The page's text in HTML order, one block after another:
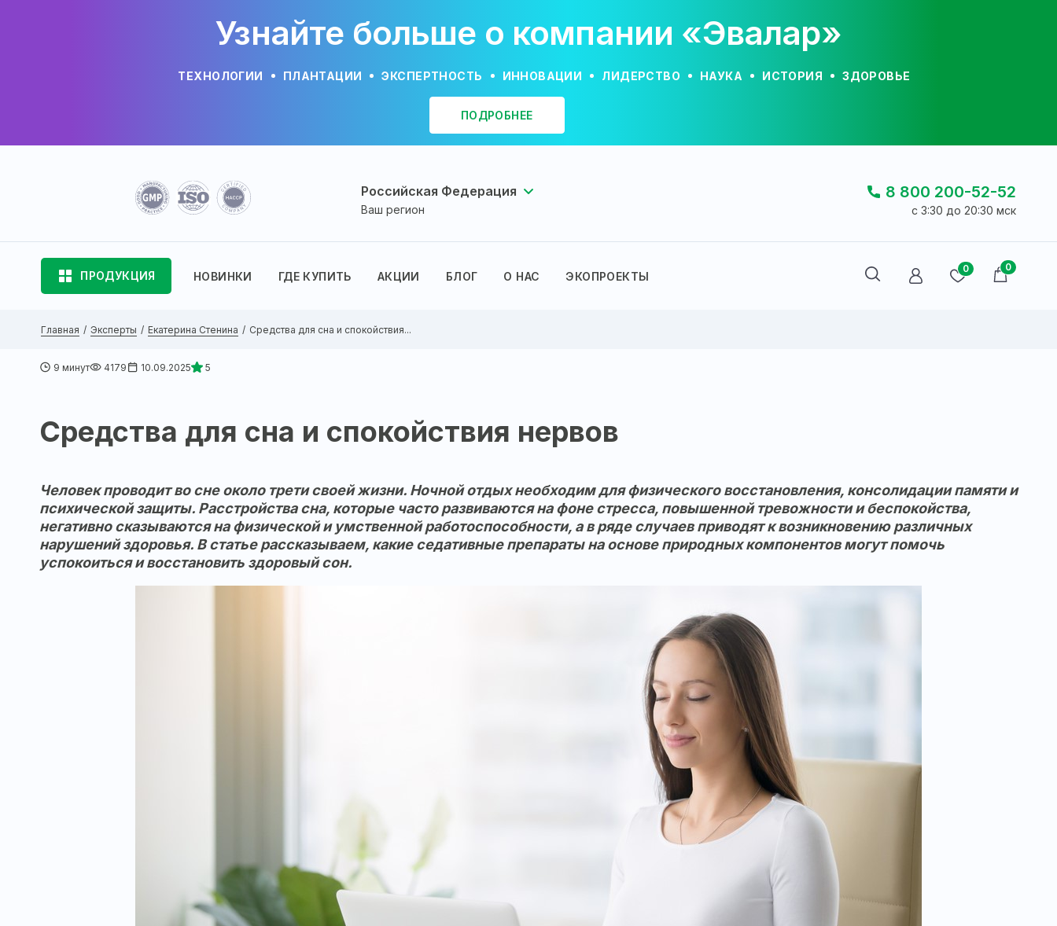
Узнайте больше о компании «Эвалар»
ТЕХНОЛОГИИ ПЛАНТАЦИИ ЭКСПЕРТНОСТЬ ИННОВАЦИИ ЛИДЕРСТВО НАУКА ИСТОРИЯ ЗДОРОВЬЕ
ПОДРОБНЕЕ
Российская Федерация
Ваш регион
8 800 200-52-52
c 3:30 до 20:30 мск
ПРОДУКЦИЯ НОВИНКИ ГДЕ КУПИТЬ АКЦИИ БЛОГ О НАС ЭКОПРОЕКТЫ
0 0
Главная Эксперты Екатерина Стенина Средства для сна и спокойствия...
9 минут 4179 10.09.2025 5
Средства для сна и спокойствия нервов
Человек проводит во сне около трети своей жизни. Ночной отдых необходим для физического восстановления, консолидации памяти и
психической защиты. Расстройства сна, которые часто развиваются на фоне стресса, повышенной тревожности и беспокойства,
негативно сказываются на физической и умственной работоспособности, а в ряде случаев приводят к возникновению различных
нарушений здоровья. В статье рассказываем, какие седативные препараты на основе природных компонентов могут помочь
успокоиться и восстановить здоровый сон.